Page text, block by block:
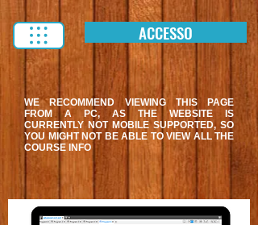
ACCESSO
WE RECOMMEND VIEWING THIS PAGE
FROM A PC, AS THE WEBSITE IS
CURRENTLY NOT MOBILE SUPPORTED, SO
YOU MIGHT NOT BE ABLE TO VIEW ALL THE
COURSE INFO